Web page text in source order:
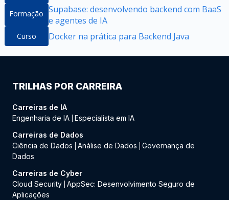
Formação Supabase: desenvolvendo backend com BaaS
e agentes de IA
Curso Docker na prática para Backend Java
TRILHAS POR CARREIRA
Carreiras de IA
Engenharia de IA Especialista em IA
Carreiras de Dados
Ciência de Dados
Análise de Dados
Governança de
Dados
Carreiras de Cyber
Cloud Security AppSec: Desenvolvimento Seguro de
Aplicações